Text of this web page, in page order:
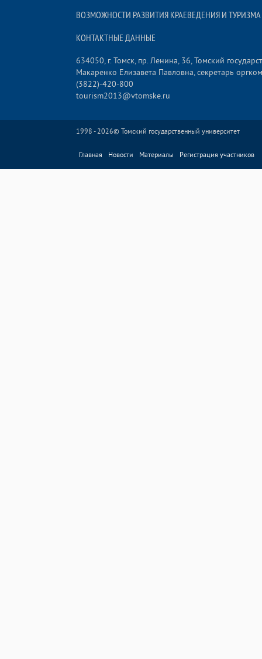
ВОЗМОЖНОСТИ РАЗВИТИЯ КРАЕВЕДЕНИЯ И
КОНТАКТНЫЕ ДАННЫЕ
634050, г. Томск, пр. Ленина, 36, Томский
Макаренко Елизавета Павловна, секретарь
(3822)-420-800
tourism2013@vtomske.ru
1998 - 2026© Томский государственный университет
Главная Новости Материалы Регистрация участников